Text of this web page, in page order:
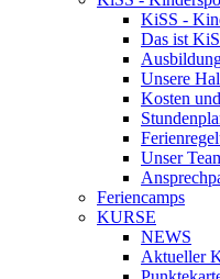
KiSS -
Das ist
Unsere
Kosten
Unser
Feriencamps
KURSE
NEWS
Aktueller